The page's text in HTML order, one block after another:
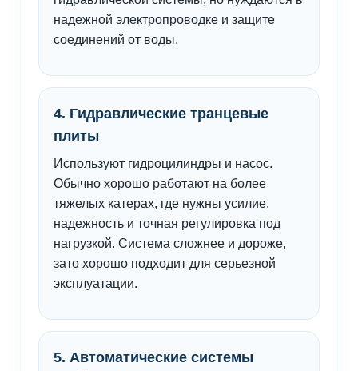
надежной электропроводке и защите
соединений от воды.
4. Гидравлические транцевые
плиты
Используют гидроцилиндры и насос.
Обычно хорошо работают на более
тяжелых катерах, где нужны усилие,
надежность и точная регулировка под
нагрузкой. Система сложнее и дороже,
зато хорошо подходит для серьезной
эксплуатации.
5. Автоматические системы